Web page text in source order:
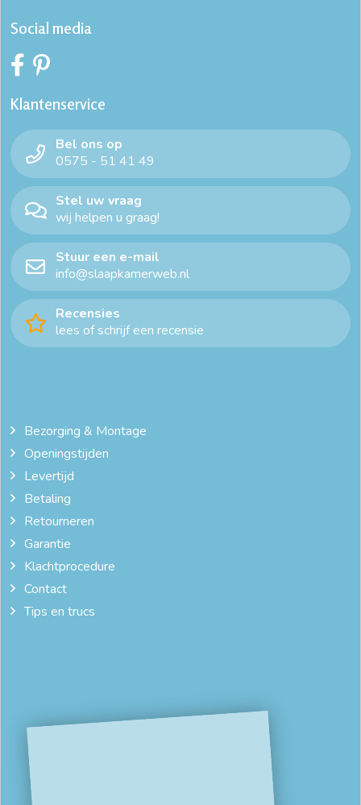
Social media
Klantenservice
Bel ons op
0575 - 51 41 49
Stel uw vraag
wij helpen u graag!
Stuur een e-mail
info@slaapkamerweb.nl
Recensies
lees of schrijf een recensie
Bezorging & Montage
Openingstijden
Levertijd
Betaling
Retourneren
Garantie
Klachtprocedure
Contact
Tips en trucs